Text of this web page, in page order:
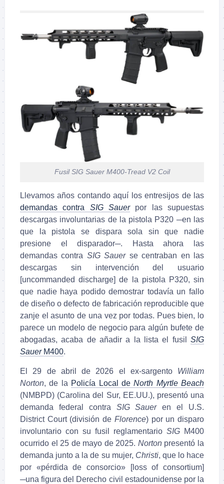
Fusil SIG Sauer M400-Tread V2 Coil
Llevamos años contando aquí los entresijos de las
demandas contra SIG Sauerpor las supuestas
descargas involuntarias de la pistola P320 ─en las
que la pistola se dispara sola sin que nadie
presione el disparador─. Hasta ahora las
demandas contra SIG Sauerse centraban en las
descargas sin intervención del usuario
[uncommanded discharge] de la pistola P320, sin
que nadie haya podido demostrar todavía un fallo
de diseño o defecto de fabricación reproducible que
zanje el asunto de una vez por todas. Pues bien, lo
parece un modelo de negocio para algún bufete de
abogadas, acaba de añadir a la lista el fusil SIG
SauerM400.
El 29 de abril de 2026 el ex-sargento William
Norton, de la Policía Local deNorth Myrtle Beach
(NMBPD) (Carolina del Sur, EE.UU.), presentó una
demanda federal contra SIG Saueren el U.S.
District Court (división de Florence) por un disparo
involuntario con su fusil reglamentario SIG M400
ocurrido el 25 de mayo de 2025. Nortonpresentó la
demanda junto a la de su mujer, Christi, que lo hace
por «pérdida de consorcio» [loss of consortium]
─una figura del Derecho civil estadounidense por la